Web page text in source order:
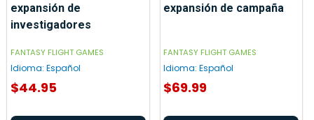
expansión de
investigadores
FANTASY FLIGHT GAMES
Idioma: Español
$44.95
expansión de campaña
FANTASY FLIGHT GAMES
Idioma: Español
$69.99